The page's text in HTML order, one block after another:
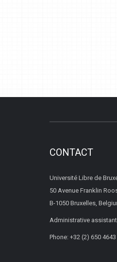
CONTACT
Université Libre de
50 Avenue Franklin
B-1050 Bruxelles,
Administrative
Phone: +32 (2) 650 4643